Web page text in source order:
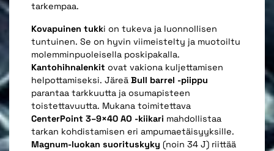
tarkempaa.
Kovapuinen tukki on tukeva ja luonnollisen
tuntuinen. Se on hyvin viimeistelty ja muotoiltu
molemminpuoleisella poskipakalla.
Kantohihnalenkit ovat vakiona kuljettamisen
helpottamiseksi. Järeä Bull barrel -piippu
parantaa tarkkuutta ja osumapisteen
toistettavuutta. Mukana toimitettava
CenterPoint 3–9×40 AO -kiikari mahdollistaa
tarkan kohdistamisen eri ampumaetäisyyksille.
Magnum-luokan suorituskyky (noin 34 J) riittää